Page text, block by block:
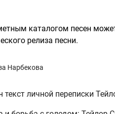
каталогом песен
релиза песни.
Нарбекова
текст личной переписки